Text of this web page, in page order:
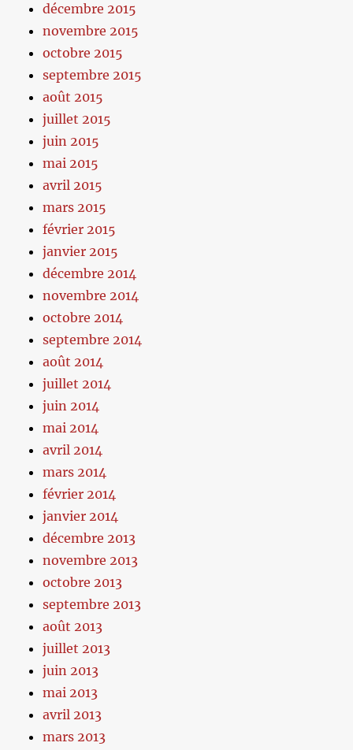
décembre 2015
novembre 2015
octobre 2015
septembre 2015
août 2015
juillet 2015
juin 2015
mai 2015
avril 2015
mars 2015
février 2015
janvier 2015
décembre 2014
novembre 2014
octobre 2014
septembre 2014
août 2014
juillet 2014
juin 2014
mai 2014
avril 2014
mars 2014
février 2014
janvier 2014
décembre 2013
novembre 2013
octobre 2013
septembre 2013
août 2013
juillet 2013
juin 2013
mai 2013
avril 2013
mars 2013